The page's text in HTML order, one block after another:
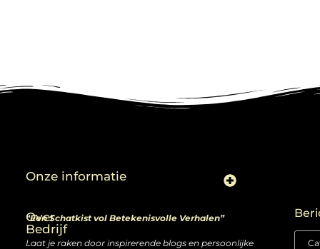
Over
Bedrijf
“Een Schatkist vol Betekenisvolle Verhalen”
Laat je raken door inspirerende blogs en persoonlijke
Onze informatie